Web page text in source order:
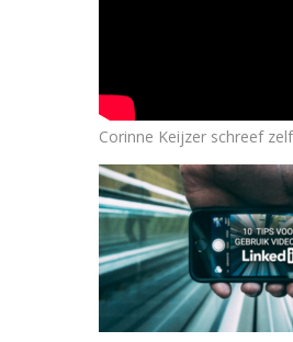
Corinne Keijzer schreef